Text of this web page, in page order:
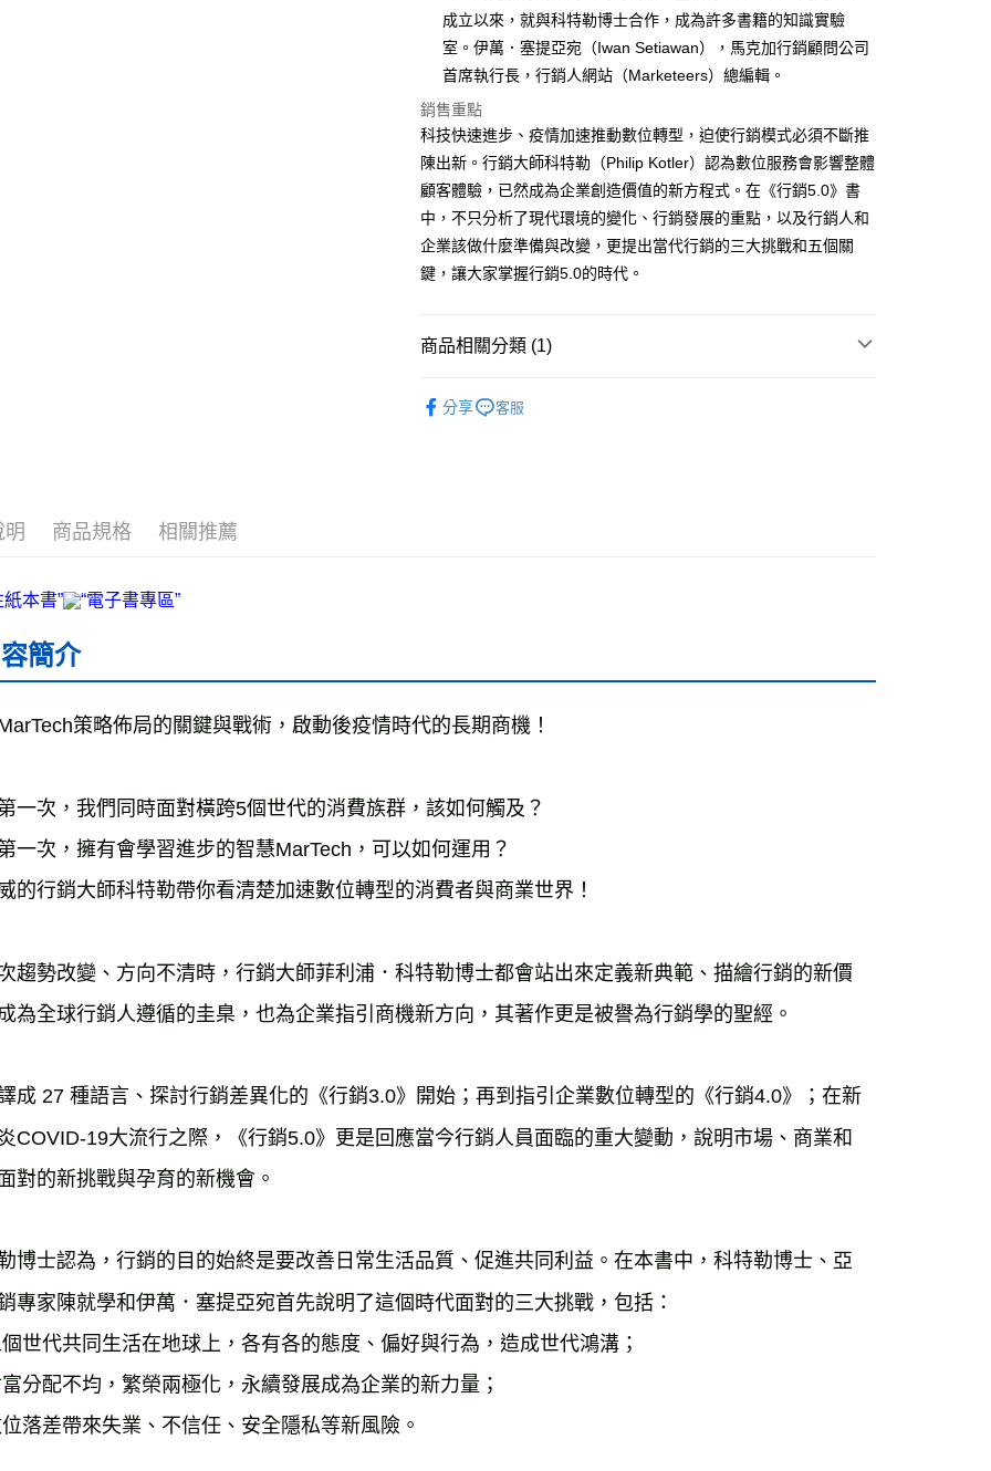
運送方式
宅配
每筆NT$70，滿NT$799(含以上)免運費
數位商品免運
免運費
數位商品離島免運
免運費
每筆NT$200，滿NT$99,999(含以上)免運費
成立以來，就與科特勒博士合作，成為許多書籍的知識實驗
室。伊萬．塞提亞宛（Iwan Setiawan），馬克加行銷顧問公司
首席執行長，行銷人網站（Marketeers）總編輯。
銷售重點
科技快速進步、疫情加速推動數位轉型，迫使行銷模式必須不斷推
陳出新。行銷大師科特勒（Philip Kotler）認為數位服務會影響整體
顧客體驗，已然成為企業創造價值的新方程式。在《行銷5.0》書
中，不只分析了現代環境的變化、行銷發展的重點，以及行銷人和
企業該做什麼準備與改變，更提出當代行銷的三大挑戰和五個關
鍵，讓大家掌握行銷5.0的時代。
商品相關分類 (1)
分享
客服
明 商品規格 相關推薦
簡介
策略佈局的關鍵與戰術，啟動後疫情時代的長期商機！
一次，我們同時面對橫跨5個世代的消費族群，該如何觸及？
一次，擁有會學習進步的智慧MarTech，可以如何運用？
的行銷大師科特勒帶你看清楚加速數位轉型的消費者與商業世界！
趨勢改變、方向不清時，行銷大師菲利浦．科特勒博士都會站出來定義新典範、描繪行銷的新價
為全球行銷人遵循的圭臬，也為企業指引商機新方向，其著作更是被譽為行銷學的聖經。
成 27 種語言、探討行銷差異化的《行銷3.0》開始；再到指引企業數位轉型的《行銷4.0》；在新
COVID-19大流行之際，《行銷5.0》更是回應當今行銷人員面臨的重大變動，說明市場、商業和
對的新挑戰與孕育的新機會。
博士認為，行銷的目的始終是要改善日常生活品質、促進共同利益。在本書中，科特勒博士、亞
專家陳就學和伊萬．塞提亞宛首先說明了這個時代面對的三大挑戰，包括：
世代共同生活在地球上，各有各的態度、偏好與行為，造成世代鴻溝；
分配不均，繁榮兩極化，永續發展成為企業的新力量；
落差帶來失業、不信任、安全隱私等新風險。